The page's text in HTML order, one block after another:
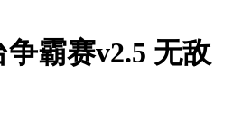
霸赛v2.5 无敌